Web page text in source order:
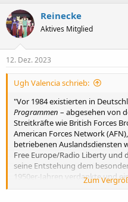
Reinecke
Aktives Mitglied
12. Dez. 2023
Ugh Valencia schrieb:
"Vor 1984 existierten in
Programmen – abgesehen von
Streitkräfte wie British Forces
American Forces Network
betriebenen Auslandsdiensten
Free Europe/Radio Liberty und
seine Entstehung dem
1950er-Jahren verdankte und
kommerzielles Programm von
Zum